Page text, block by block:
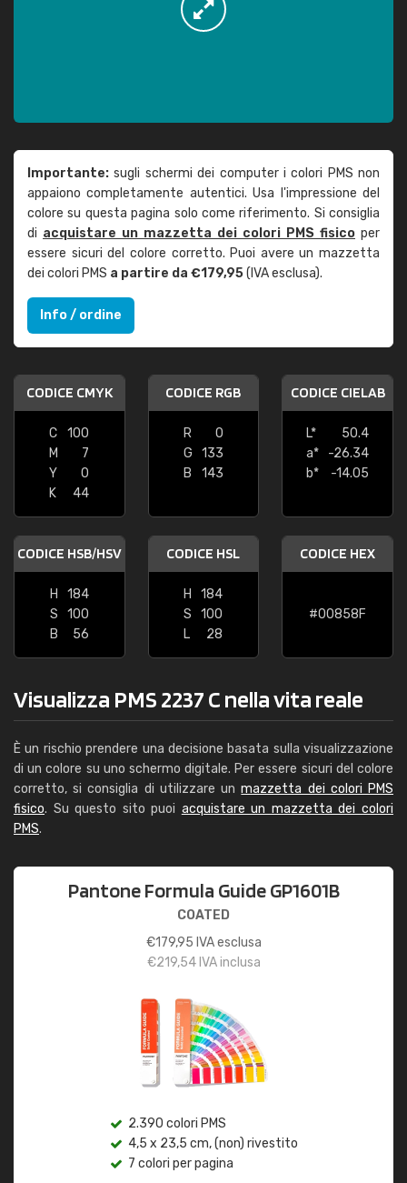
Importante: sugli schermi dei computer i colori PMS non
appaiono completamente autentici. Usa l'impressione del
colore su questa pagina solo come riferimento. Si consiglia
di acquistare un mazzetta dei colori PMS fisico per
essere sicuri del colore corretto. Puoi avere un mazzetta
dei colori PMS a partire da €179,95(IVA esclusa).
Info / ordine
CODICE CMYK
C
100
M
7
Y
0
K
44
CODICE RGB
R
0
G
133
B
143
CODICE CIELAB
L*
50.4
a*
-26.34
b*
-14.05
CODICE HSB/HSV
H
184
S
100
B
56
CODICE HSL
H
184
S
100
L
28
CODICE HEX
#00858F
Visualizza PMS 2237 C nella vita reale
È un rischio prendere una decisione basata sulla visualizzazione
di un colore su uno schermo digitale. Per essere sicuri del colore
corretto, si consiglia di utilizzare unmazzetta dei colori PMS
fisico. Su questo sito puoi acquistare un mazzetta dei colori
PMS.
Pantone Formula Guide GP1601B
COATED
€179,95 IVA esclusa
€219,54IVA inclusa
2.390 colori PMS
4,5 x 23,5 cm, (non) rivestito
7 colori per pagina